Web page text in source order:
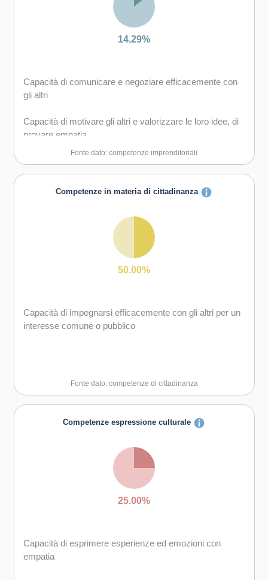
14.29%
Capacità di comunicare e negoziare efficacemente con
gli altri
Capacità di motivare gli altri e valorizzare le loro idee, di
provare empatia
Fonte dato: competenze imprenditoriali
Competenze in materia di cittadinanza
50.00%
Capacità di impegnarsi efficacemente con gli altri per un
interesse comune o pubblico
Fonte dato: competenze di cittadinanza
Competenze espressione culturale
25.00%
Capacità di esprimere esperienze ed emozioni con
empatia